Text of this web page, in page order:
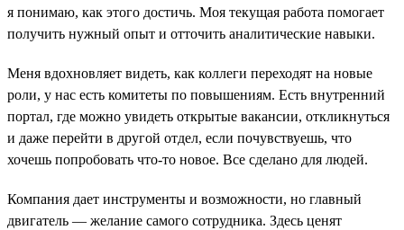
я понимаю, как этого достичь. Моя текущая работа помогает
получить нужный опыт и отточить аналитические навыки.
Меня вдохновляет видеть, как коллеги переходят на новые
роли, у нас есть комитеты по повышениям. Есть внутренний
портал, где можно увидеть открытые вакансии, откликнуться
и даже перейти в другой отдел, если почувствуешь, что
хочешь попробовать что-то новое. Все сделано для людей.
Компания дает инструменты и возможности, но главный
двигатель — желание самого сотрудника. Здесь ценят